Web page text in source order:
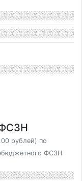
рублей) по
ФСЗН